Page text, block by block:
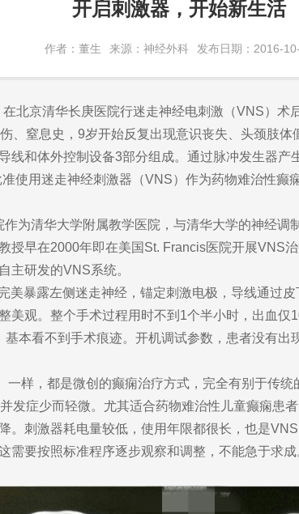
开启刺激器，开始新生活
作者：董生 来源：神经外科 发布日期：2016-
在北京清华长庚医院行迷走神经电刺激（VNS）
、窒息史，9岁开始反复出现意识丧失、头颈肢
线和体外控制设备3部分组成。通过脉冲发生器
使用迷走神经刺激器（VNS）作为药物难治性
为清华大学附属教学医院，与清华大学的神经调
授早在2000年即在美国St. Francis医院开展VNS
学自主研发的VNS系统。
暴露左侧迷走神经，锚定刺激电极，导线通过
美观。整个手术过程用时不到1个半小时，出血
本看不到手术痕迹。开机调试参数，患者没有
样，都是微创的癫痫治疗方式，完全有别于传统
发症少而轻微。尤其适合药物难治性儿童癫痫患
。刺激器耗电量较低，使用年限都很长，也是
要按照标准程序逐步观察和调整，不能急于求成